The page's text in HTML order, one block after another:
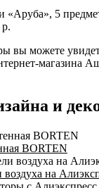
«Аруба», 5
вы можете
магазина
и
BORTEN
на